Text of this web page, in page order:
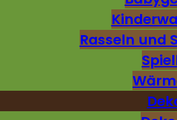
Rasseln und